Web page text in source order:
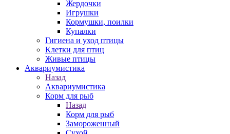
Жердочки
Игрушки
Кормушки, поилки
Купалки
Гигиена и уход птицы
Клетки для птиц
Живые птицы
Аквариумистика
Назад
Аквариумистика
Корм для рыб
Назад
Корм для рыб
Замороженный